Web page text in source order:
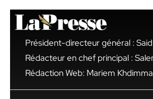
Président-directeur général :
Rédacteur en chef principal :
Rédaction Web: Mariem